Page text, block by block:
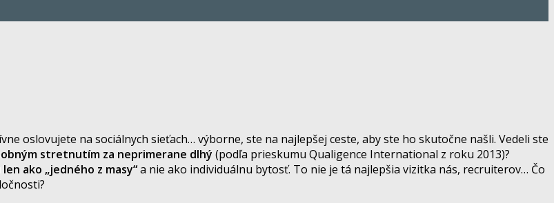
oslovujete na sociálnych sieťach… výborne, ste na najlepšej ceste, aby ste ho skutočne našli. Vedeli ste
stretnutím za neprimerane dlhý (podľa prieskumu Qualigence International z roku 2013)?
ako „jedného z masy“a nie ako individuálnu bytosť. To nie je tá najlepšia vizitka nás, recruiterov… Čo